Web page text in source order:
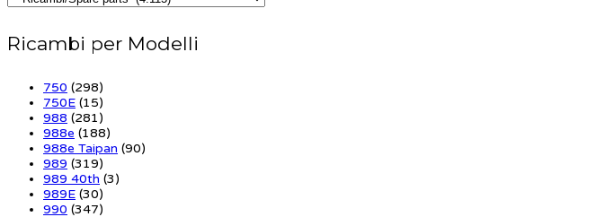
Ricambi per Modelli
750 (298)
750E (15)
988 (281)
988e (188)
988e Taipan (90)
989 (319)
989 40th (3)
989E (30)
990 (347)